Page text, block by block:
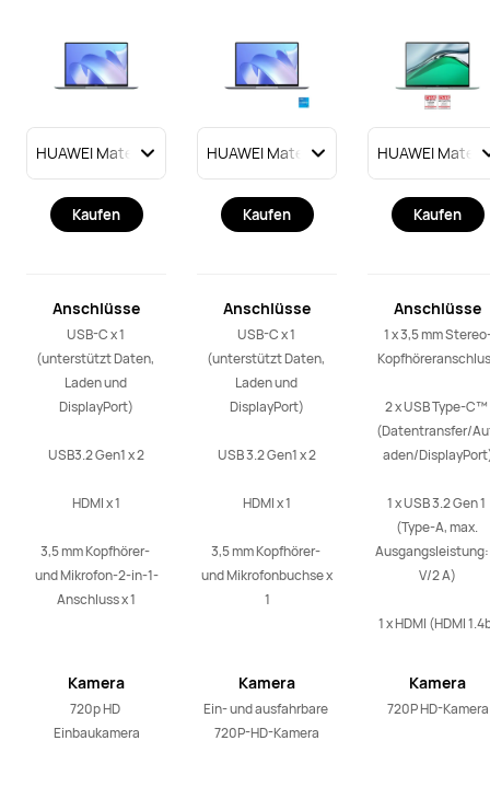
Kaufen
Anschlüsse
USB-C x 1
(unterstützt Daten,
Laden und
DisplayPort)
USB3.2 Gen1 x 2
HDMI x 1
3,5 mm Kopfhörer-
und Mikrofon-2-in-1-
Anschluss x 1
Kamera
720p HD
Einbaukamera
Kaufen
Anschlüsse
USB-C x 1
(unterstützt Daten,
Laden und
DisplayPort)
USB 3.2 Gen1 x 2
HDMI x 1
3,5 mm Kopfhörer-
und Mikrofonbuchse x
1
Kamera
Ein- und ausfahrbare
720P-HD-Kamera
Kaufen
Anschlüsse
1 x 3,5 mm
2 x USB Type-C™
(Datentransfer/
aden/
1 x USB 3.2 Gen 1
(Type-A, max.
Ausgangsleistung:
V/2 A)
1 x HDMI (HDMI
Kamera
720P HD-Kamera